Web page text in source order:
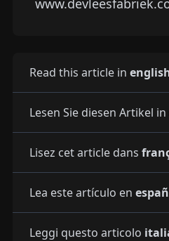
Read this article in
Lesen Sie diesen Artikel in
Lisez cet article dans
Lea este artículo en
Leggi questo articolo